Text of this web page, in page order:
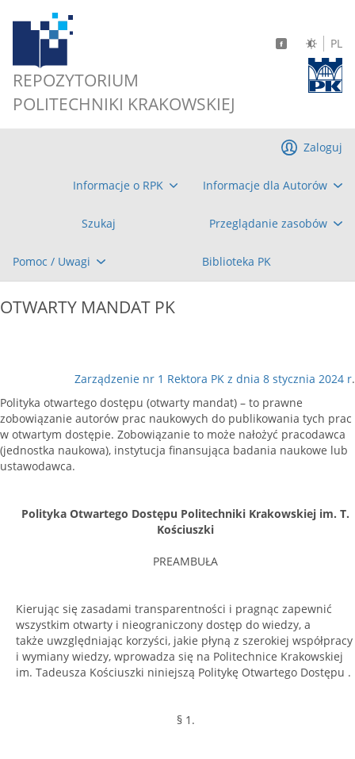
REPOZYTORIUM
POLITECHNIKI KRAKOWSKIEJ
PL
Informacje o RPK Informacje dla Autorów
Szukaj Przeglądanie zasobów
Pomoc / Uwagi Biblioteka PK
Zaloguj
OTWARTY MANDAT PK
Zarządzenie nr 1 Rektora PK z dnia 8 stycznia 2024 r.
Polityka otwartego dostępu (otwarty mandat) – to prawne
zobowiązanie autorów prac naukowych do publikowania tych prac
w otwartym dostępie. Zobowiązanie to może nałożyć pracodawca
(jednostka naukowa), instytucja finansująca badania naukowe lub
ustawodawca.
Polityka Otwartego Dostępu Politechniki Krakowskiej im. T.
Kościuszki
PREAMBUŁA
Kierując się zasadami transparentności i pragnąc zapewnić
wszystkim otwarty i nieograniczony dostęp do wiedzy, a
także uwzględniając korzyści, jakie płyną z szerokiej współpracy
i wymiany wiedzy, wprowadza się na Politechnice Krakowskiej
im. Tadeusza Kościuszki niniejszą Politykę Otwartego Dostępu .
§ 1.